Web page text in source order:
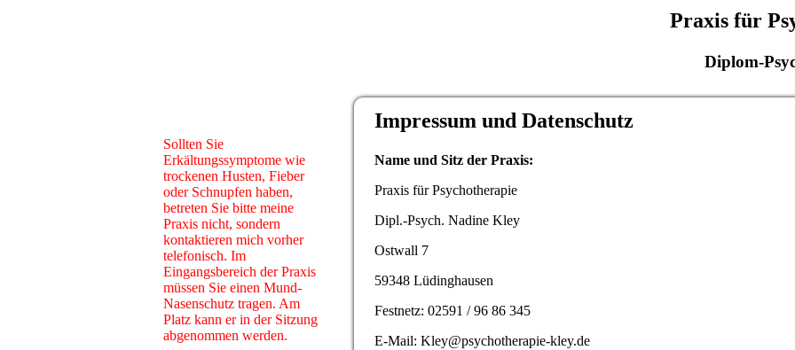
Praxis für
Diplom-
Sollten Sie
Erkältungssymptome wie
trockenen Husten, Fieber
oder Schnupfen haben,
betreten Sie bitte meine
Praxis nicht, sondern
kontaktieren mich vorher
telefonisch. Im
Eingangsbereich der Praxis
müssen Sie einen Mund-
Nasenschutz tragen. Am
Platz kann er in der Sitzung
abgenommen werden.
Impressum und Datenschutz
Name und Sitz der Praxis:
Praxis für Psychotherapie
Dipl.-Psych. Nadine Kley
Ostwall 7
59348 Lüdinghausen
Festnetz: 02591 / 96 86 345
E-Mail: Kley@psychotherapie-kley.de